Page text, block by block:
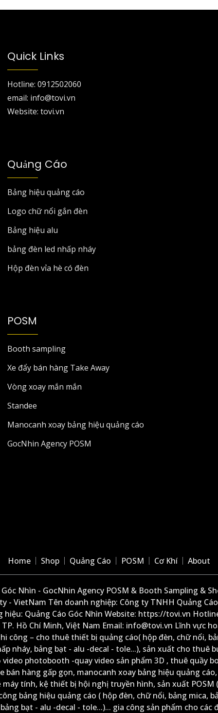
Quick Links
Hotline: 0912502060
email: info@tovi.vn
Website: tovi.vn
Quảng Cáo
Bảng hiệu quảng cáo
Logo chữ nổi gắn đèn
Bảng hiệu alu
bảng đèn led nhấp nháy
Hộp đèn vỉa hè có đèn
POSM
Booth sampling
Xe đẩy bán hàng Take Away
Vòng xoay mắn mắn
Standee
Manocanh xoay bảng hiệu quảng cáo
GocNhin Agency POSM
Home Shop Quảng Cáo POSM Cơ Khí About
Nhìn - GocNhin Agency POSM & Booth Sampling &
- VietNam Tên doanh nghiệp: Công ty TNHH Quảng
Quảng Cáo Góc Nhìn Website: https://tovi.vn
Hồ Chí Minh, Việt Nam Email: info@tovi.vn Lĩnh vực
công – cho thuê thiết bị quảng cáo( hộp đèn, chữ nổi,
nháy, bảng bạt - alu -decal - tole...), sản xuất cho thuê
photobooth -quay video sản phẩm 3D , thuê quầy
bán hàng gấp gọn, manocanh xoay bảng hiệu quảng
tính, kệ thiết bị hội nghị truyền hình, sản xuất POSM
bảng hiệu quảng cáo ( hộp đèn, chữ nổi, bảng mica,
bạt - alu -decal - tole...)... gia công sản phẩm cho các